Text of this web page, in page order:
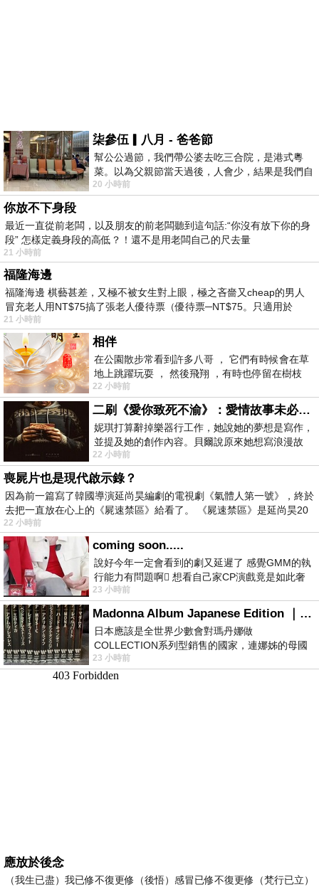
柒參伍▎八月 - 爸爸節
幫公公過節，我們帶公婆去吃三合院，是港式粵
菜。以為父親節當天過後，人會少，結果是我們自
己想多了。人陸續地進，滿滿都是人，個人
20 小時前
你放不下身段
最近一直從前老闆，以及朋友的前老闆聽到這句話:“你沒有放下你的身
段” 怎樣定義身段的高低？！還不是用老闆自己的尺去量
21 小時前
福隆海邊
福隆海邊 棋藝甚差，又極不被女生對上眼，極之吝嗇又cheap的男人
冒充老人用NT$75搞了張老人優待票（優待票─NT$75。只適用於
21 小時前
相伴
在公園散步常看到許多八哥 ， 它們有時候會在草
地上跳躍玩耍 ， 然後飛翔 ，有時也停留在樹枝
上，它們身軀是咖啡色的，鳥喙是黃色
22 小時前
二刷《愛你致死不渝》：愛情故事未必是浪漫故事
妮琪打算辭掉樂器行工作，她說她的夢想是寫作，
並提及她的創作內容。貝爾說原來她想寫浪漫故
事，妮琪回應：「不是浪漫故事，是愛情
22 小時前
喪屍片也是現代啟示錄？
因為前一篇寫了韓國導演延尚昊編劇的電視劇《氣體人第一號》，終於
去把一直放在心上的《屍速禁區》給看了。 《屍速禁區》是延尚昊20
22 小時前
coming soon.....
說好今年一定會看到的劇又延遲了 感覺GMM的執
行能力有問題啊🫩 想看自己家CP演戲竟是如此奢
侈的事 GMM你說看看啊😑 先把劇放
23 小時前
Madonna Album Japanese Edition ｜瑪丹娜專輯們2026年日本版重發系列
日本應該是全世界少數會對瑪丹娜做
COLLECTION系列型銷售的國家，連娜姊的母國
美國都沒對她這樣過，這全拜在他們到現在唱片
23 小時前
應放於後念
（我生已盡）我已修不復更修（後悟）感冒已修不復更修（梵行已立）